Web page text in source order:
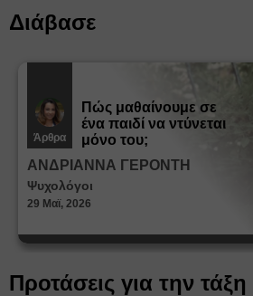
Διάβασε
Άρθρα
Πώς μαθαίνουμε σε
ένα παιδί να ντύνεται
μόνο του;
ΑΝΔΡΙΑΝΝΑ ΓΕΡΟΝΤΗ
Ψυχολόγοι
29 Μαϊ, 2026
Προτάσεις για την τάξη